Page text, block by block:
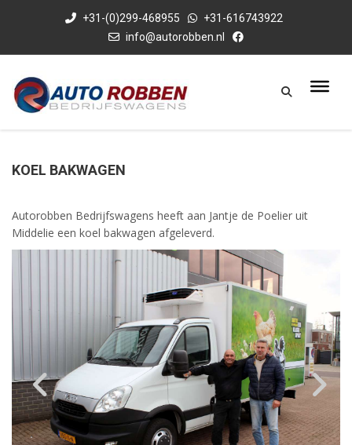
+31-(0)299-468955
+31-616743922
info@autorobben.nl
KOEL BAKWAGEN
Autorobben Bedrijfswagens heeft aan Jantje de Poelier uit
Middelie een koel bakwagen afgeleverd.